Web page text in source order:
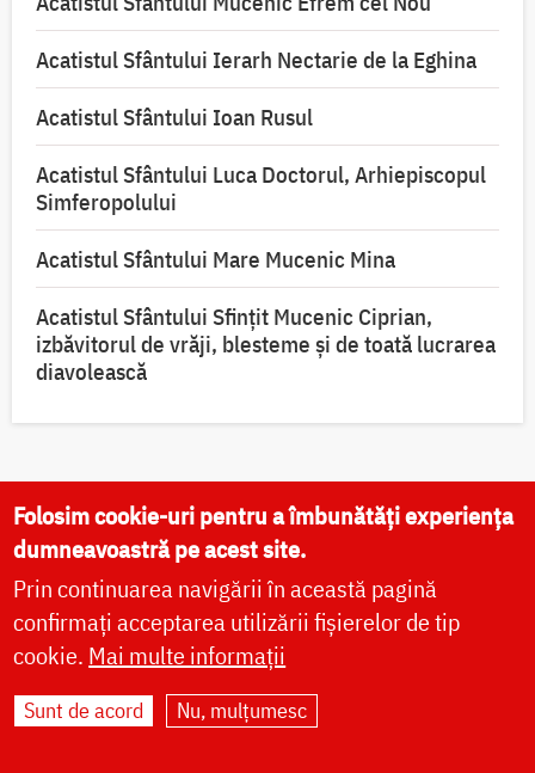
Acatistul Sfântului Ierarh Nectarie de la Eghina
Acatistul Sfântului Ioan Rusul
Acatistul Sfântului Luca Doctorul, Arhiepiscopul
Simferopolului
Acatistul Sfântului Mare Mucenic Mina
Acatistul Sfântului Sfințit Mucenic Ciprian,
izbăvitorul de vrăji, blesteme și de toată lucrarea
diavolească
VIAȚA BISERICII
CUVINTE DUHOVNICEȘTI
FAMILIE
LITURGICĂ
Folosim cookie-uri pentru a îmbunătăți experiența
dumneavoastră pe acest site.
Prin continuarea navigării în această pagină
confirmați acceptarea utilizării fișierelor de tip
cookie. Mai multe informații
Sunt de acord Nu, mulțumesc